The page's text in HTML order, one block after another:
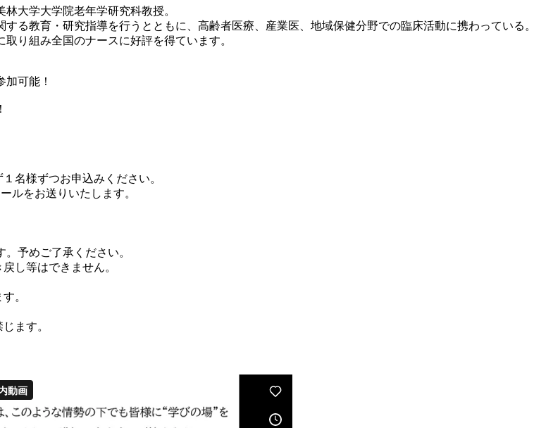
大学大学院老年学研究科教授。
る教育・研究指導を行うとともに、高齢者医療、産業医、地域保健分野での臨床活動に携わっている。
り組み全国のナースに好評を得ています。
可能！
名様ずつお申込みください。
ルをお送りいたします。
予めご了承ください。
し等はできません。
。
ます。